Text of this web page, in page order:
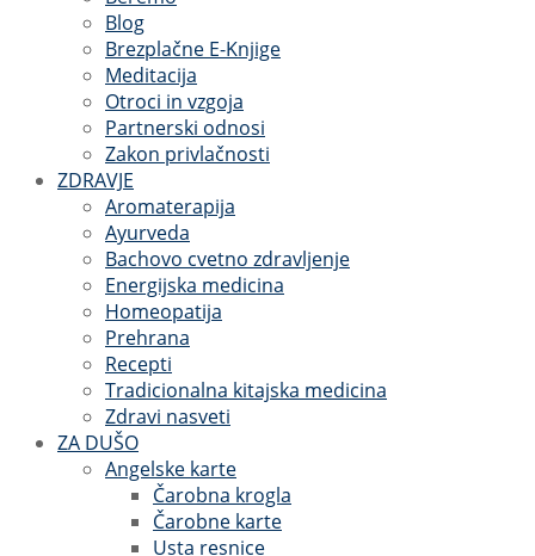
Blog
Brezplačne E-Knjige
Meditacija
Otroci in vzgoja
Partnerski odnosi
Zakon privlačnosti
ZDRAVJE
Aromaterapija
Ayurveda
Bachovo cvetno zdravljenje
Energijska medicina
Homeopatija
Prehrana
Recepti
Tradicionalna kitajska medicina
Zdravi nasveti
ZA DUŠO
Angelske karte
Čarobna krogla
Čarobne karte
Usta resnice